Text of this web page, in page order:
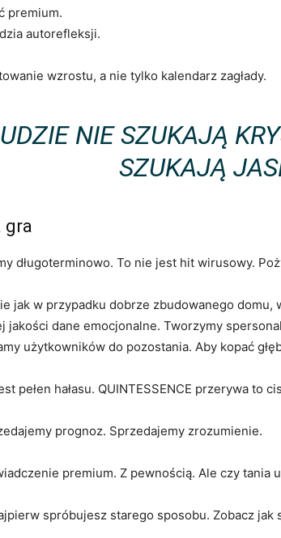
premium.
autorefleksji.
wzrostu, a nie tylko kalendarz zagłady.
NIE SZUKAJĄ
SZUKAJĄ
gra
długoterminowo. To nie jest hit wirusowy.
jak w przypadku dobrze zbudowanego domu,
jakości dane emocjonalne. Tworzymy
użytkowników do pozostania. Aby kopać
pełen hałasu. QUINTESSENCE przerywa to
prognoz. Sprzedajemy zrozumienie.
premium. Z pewnością. Ale czy tania
spróbujesz starego sposobu. Zobacz jak